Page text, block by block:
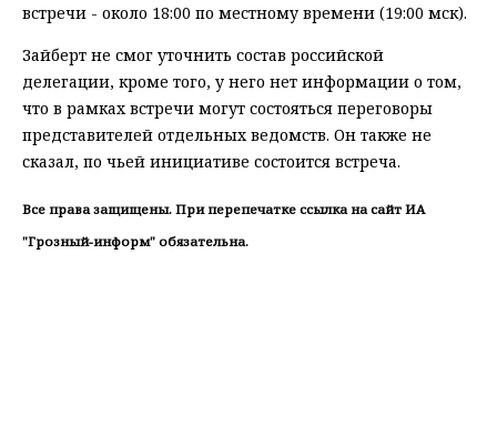
встречи - около 18:00 по местному времени (19:00 мск).
Зайберт не смог уточнить состав российской
делегации, кроме того, у него нет информации о том,
что в рамках встречи могут состояться переговоры
представителей отдельных ведомств. Он также не
сказал, по чьей инициативе состоится встреча.
Все права защищены. При перепечатке ссылка на сайт ИА
"Грозный-информ" обязательна.